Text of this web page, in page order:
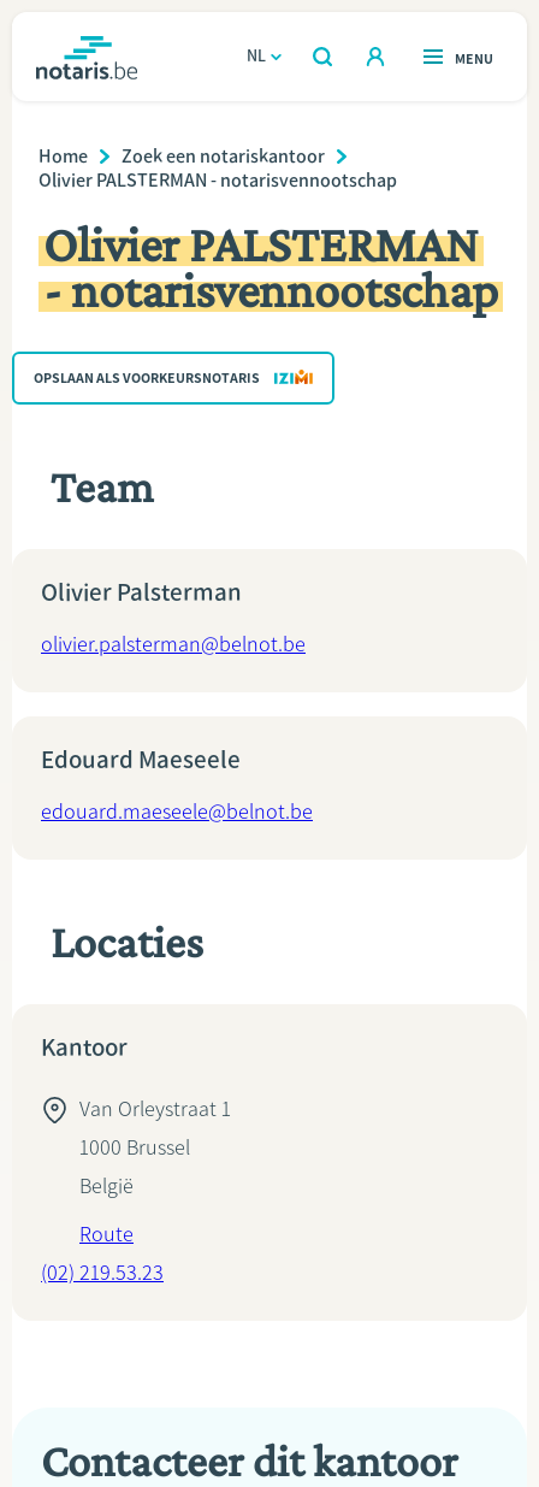
inhoud
NL
OPEN
ZOEKEN
OPEN
MENU
Wonen
Relatie & samenleven
Erven & schenken
Ondernemen
Rekenmodules
VIND EEN NOTARIS
Breadcrumb
Home
Zoek een notariskantoor
Olivier PALSTERMAN - notarisvennootschap
Olivier PALSTERMAN
- notarisvennootschap
OPSLAAN ALS VOORKEURSNOTARIS
Team
Olivier Palsterman
olivier.palsterman@belnot.be
Edouard Maeseele
edouard.maeseele@belnot.be
Locaties
Kantoor
Van Orleystraat 1
1000 Brussel
België
Route
(02) 219.53.23
Contacteer dit kantoor